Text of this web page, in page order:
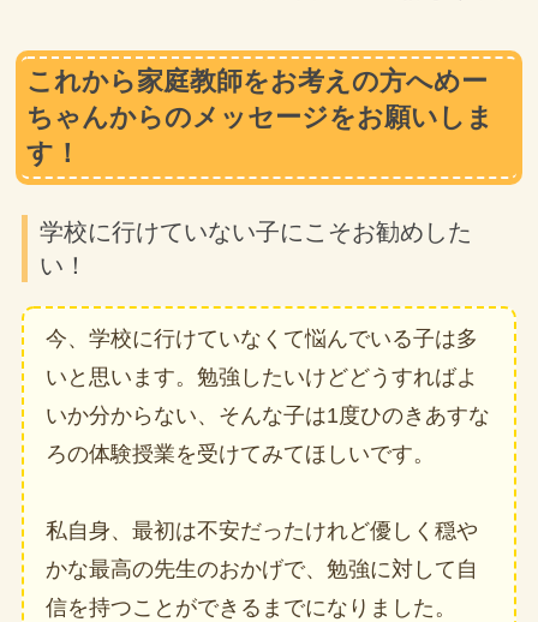
これから家庭教師をお考えの方へめー
ちゃんからのメッセージをお願いしま
す！
学校に行けていない子にこそお勧めした
い！
今、学校に行けていなくて悩んでいる子は多
いと思います。勉強したいけどどうすればよ
いか分からない、そんな子は1度ひのきあすな
ろの体験授業を受けてみてほしいです。
私自身、最初は不安だったけれど優しく穏や
かな最高の先生のおかげで、勉強に対して自
信を持つことができるまでになりました。